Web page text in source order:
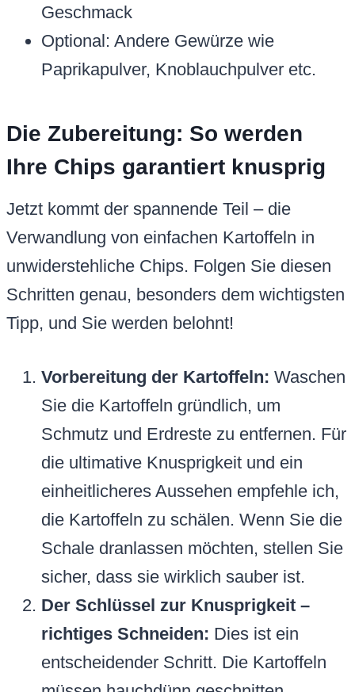
Geschmack
Optional: Andere Gewürze wie
Paprikapulver, Knoblauchpulver etc.
Die Zubereitung: So werden
Ihre Chips garantiert knusprig
Jetzt kommt der spannende Teil – die
Verwandlung von einfachen Kartoffeln in
unwiderstehliche Chips. Folgen Sie diesen
Schritten genau, besonders dem wichtigsten
Tipp, und Sie werden belohnt!
Vorbereitung der Kartoffeln: Waschen
Sie die Kartoffeln gründlich, um
Schmutz und Erdreste zu entfernen. Für
die ultimative Knusprigkeit und ein
einheitlicheres Aussehen empfehle ich,
die Kartoffeln zu schälen. Wenn Sie die
Schale dranlassen möchten, stellen Sie
sicher, dass sie wirklich sauber ist.
Der Schlüssel zur Knusprigkeit –
richtiges Schneiden: Dies ist ein
entscheidender Schritt. Die Kartoffeln